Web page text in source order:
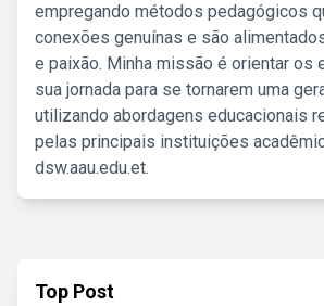
empregando métodos pedagógicos
conexões genuínas e são
e paixão. Minha missão é orientar os
sua jornada para se tornarem uma
utilizando abordagens educacionais
pelas principais instituições
dsw.aau.edu.et.
Top Post